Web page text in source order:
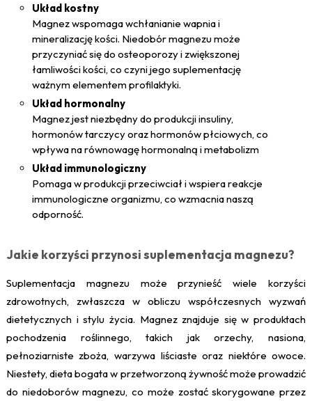
Układ kostny
Magnez wspomaga wchłanianie wapnia i
mineralizację kości. Niedobór magnezu może
przyczyniać się do osteoporozy i zwiększonej
łamliwości kości, co czyni jego suplementację
ważnym elementem profilaktyki.
Układ hormonalny
Magnez jest niezbędny do produkcji insuliny,
hormonów tarczycy oraz hormonów płciowych, co
wpływa na równowagę hormonalną i metabolizm
Układ immunologiczny
Pomaga w produkcji przeciwciał i wspiera reakcje
immunologiczne organizmu, co wzmacnia naszą
odporność.
Jakie korzyści przynosi suplementacja magnezu?
Suplementacja magnezu może przynieść wiele korzyści
zdrowotnych, zwłaszcza w obliczu współczesnych wyzwań
dietetycznych i stylu życia. Magnez znajduje się w produktach
pochodzenia roślinnego, takich jak orzechy, nasiona,
pełnoziarniste zboża, warzywa liściaste oraz niektóre owoce.
Niestety, dieta bogata w przetworzoną żywność może prowadzić
do niedoborów magnezu, co może zostać skorygowane przez